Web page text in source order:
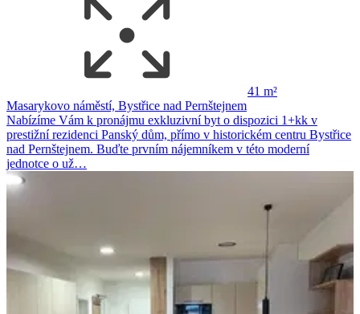
41 m²
Masarykovo náměstí, Bystřice nad Pernštejnem
Nabízíme Vám k pronájmu exkluzivní byt o dispozici 1+kk v
prestižní rezidenci Panský dům, přímo v historickém centru Bystřice
nad Pernštejnem. Buďte prvním nájemníkem v této moderní
jednotce o už…